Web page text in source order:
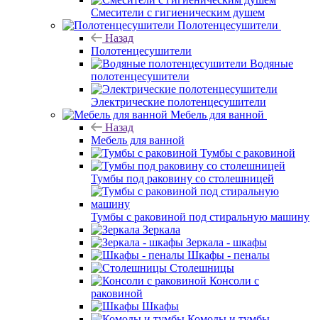
Смесители с гигиеническим душем
Полотенцесушители
Назад
Полотенцесушители
Водяные
полотенцесушители
Электрические полотенцесушители
Мебель для ванной
Назад
Мебель для ванной
Тумбы с раковиной
Тумбы под раковину со столешницей
Тумбы с раковиной под стиральную машину
Зеркала
Зеркала - шкафы
Шкафы - пеналы
Столешницы
Консоли с
раковиной
Шкафы